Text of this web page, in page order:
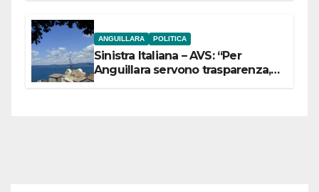
ANGUILLARA POLITICA
Sinistra Italiana – AVS: “Per
Anguillara servono trasparenza,